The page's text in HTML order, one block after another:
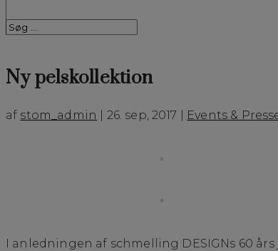
Ny pelskollektion
af stom_admin 26. sep, 2017 Events &
I anledningen af schmelling DESIGNs 60